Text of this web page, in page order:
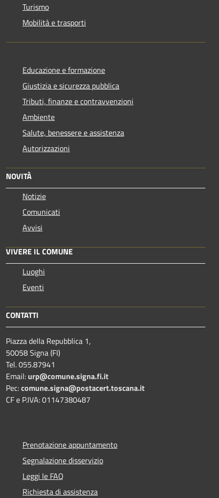
Turismo
Mobilità e trasporti
Educazione e formazione
Giustizia e sicurezza pubblica
Tributi, finanze e contravvenzioni
Ambiente
Salute, benessere e assistenza
Autorizzazioni
NOVITÀ
Notizie
Comunicati
Avvisi
VIVERE IL COMUNE
Luoghi
Eventi
CONTATTI
Piazza della Repubblica 1,
50058 Signa (FI)
Tel. 055.87941
Email: urp@comune.signa.fi.it
Pec:comune.signa@postacert.toscana.it
CF e P.IVA: 01147380487
Prenotazione appuntamento
Segnalazione disservizio
Leggi le FAQ
Richiesta di assistenza